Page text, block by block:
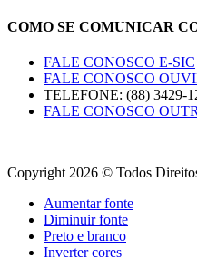
COMO SE COMUNICAR
FALE CONOSCO E-SIC
FALE CONOSCO
TELEFONE: (88) 3429-
FALE CONOSCO
Copyright 2026 © Todos
Aumentar fonte
Diminuir fonte
Preto e branco
Inverter cores